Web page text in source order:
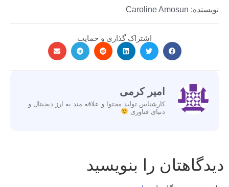
نویسنده: Caroline Amosun
اشتراک گذاری و حمایت
امیر کرمی
کارشناس تولید محتوا و علاقه مند به ارز دیجیتال و
دنیای فناوری
دیدگاهتان را بنویسید